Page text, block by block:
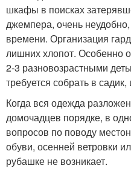
шкафы в поисках
джемпера, очень
времени. Организация
лишних хлопот. Особенно
2-3 разновозрастными
требуется собрать в
Когда вся одежда
домочадцев порядке, в
вопросов по поводу
обуви, осенней ветровки
рубашке не возникает.